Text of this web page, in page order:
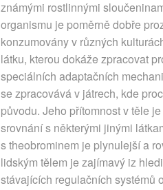
známými rostlinnými
organismu je poměrně dobře
konzumovány v různých
látku, kterou dokáže zpracovat
speciálních adaptačních
se zpracovává v játrech, kde
původu. Jeho přítomnost v těle
srovnání s některými jinými
s theobrominem je plynulejší a
lidským tělem je zajímavý iz
stávajících regulačních systémů